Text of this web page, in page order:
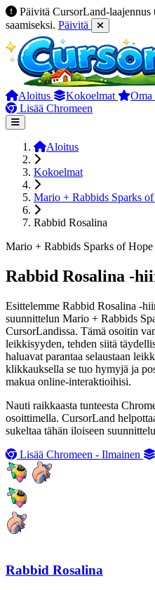
Päivitä CursorLand-laajennus
saamiseksi. Päivitä
Aloitus Kokoelmat Oma
Lisää Chromeen
Aloitus
Kokoelmat
Mario + Rabbids Sparks
Rabbid Rosalina
Mario + Rabbids Sparks of Hope
Rabbid Rosalina -
Esittelemme Rabbid Rosalina -
suunnittelun Mario + Rabbids
CursorLandissa. Tämä osoitin
leikkisyyden, tehden siitä
haluavat parantaa selaustaan
klikkauksella se tuo hymyjä ja
makua online-interaktioihisi.
Nauti raikkaasta tunteesta
osoittimella. CursorLand
sukeltaa tähän iloiseen
Lisää Chromeen - Ilmainen
Rabbid Rosalina